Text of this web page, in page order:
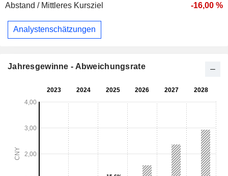
Abstand / Mittleres Kursziel
-16,00 %
Analystenschätzungen
Jahresgewinne - Abweichungsrate